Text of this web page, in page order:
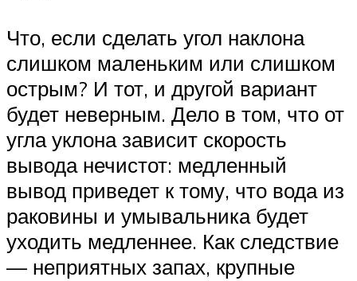
Что, если сделать угол наклона
слишком маленьким или слишком
острым? И тот, и другой вариант
будет неверным. Дело в том, что от
угла уклона зависит скорость
вывода нечистот: медленный
вывод приведет к тому, что вода из
раковины и умывальника будет
уходить медленнее. Как следствие
— неприятных запах, крупные